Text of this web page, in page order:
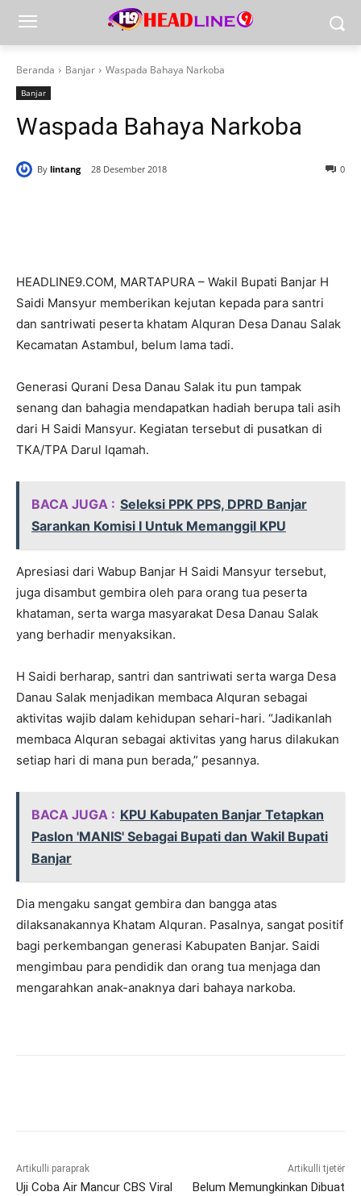
Beranda Banjar Waspada Bahaya Narkoba
Banjar
Waspada Bahaya Narkoba
By lintang 28 Desember 2018 0
HEADLINE9.COM, MARTAPURA – Wakil Bupati Banjar H
Saidi Mansyur memberikan kejutan kepada para santri
dan santriwati peserta khatam Alquran Desa Danau Salak
Kecamatan Astambul, belum lama tadi.
Generasi Qurani Desa Danau Salak itu pun tampak
senang dan bahagia mendapatkan hadiah berupa tali asih
dari H Saidi Mansyur. Kegiatan tersebut di pusatkan di
TKA/TPA Darul Iqamah.
BACA JUGA : Seleksi PPK PPS, DPRD Banjar
Sarankan Komisi I Untuk Memanggil KPU
Apresiasi dari Wabup Banjar H Saidi Mansyur tersebut,
juga disambut gembira oleh para orang tua peserta
khataman, serta warga masyarakat Desa Danau Salak
yang berhadir menyaksikan.
H Saidi berharap, santri dan santriwati serta warga Desa
Danau Salak menjadikan membaca Alquran sebagai
aktivitas wajib dalam kehidupan sehari-hari. “Jadikanlah
membaca Alquran sebagai aktivitas yang harus dilakukan
setiap hari di mana pun berada,” pesannya.
BACA JUGA : KPU Kabupaten Banjar Tetapkan
Paslon 'MANIS' Sebagai Bupati dan Wakil Bupati
Banjar
Dia mengaku sangat gembira dan bangga atas
dilaksanakannya Khatam Alquran. Pasalnya, sangat positif
bagi perkembangan generasi Kabupaten Banjar. Saidi
mengimbau para pendidik dan orang tua menjaga dan
mengarahkan anak-anaknya dari bahaya narkoba.
Artikulli paraprak
Uji Coba Air Mancur CBS Viral
Artikulli tjetër
Belum Memungkinkan Dibuat